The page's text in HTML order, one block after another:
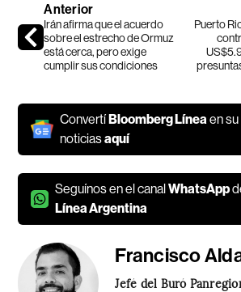
Anterior
Irán afirma que el acuerdo
sobre el estrecho de Ormuz
está cerca, pero exige
cumplir sus condiciones
Puerto
ConvertíBloomberg Líneaen
noticiasaquí
Seguínos en el canalWhatsApp
Línea Argentina
Francisco
Jefé del Buró